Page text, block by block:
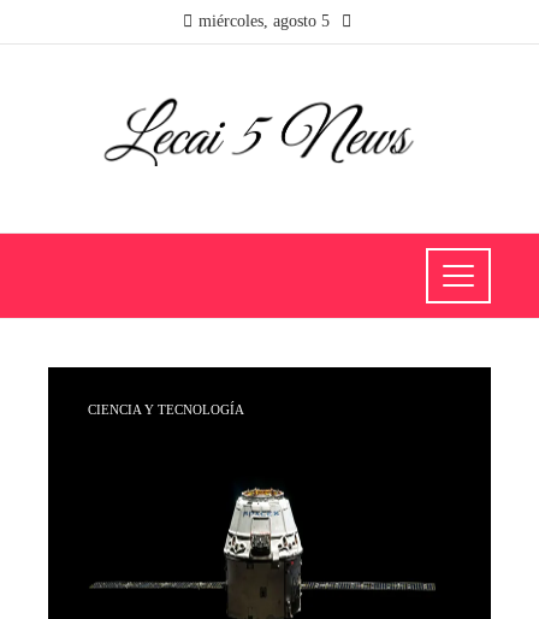
miércoles, agosto 5
CIENCIA Y TECNOLOGÍA